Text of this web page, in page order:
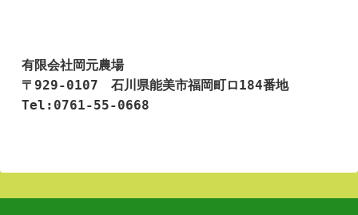
有限会社岡元農場
〒929-0107　石川県能美市福岡町ロ184番地
Tel:0761-55-0668